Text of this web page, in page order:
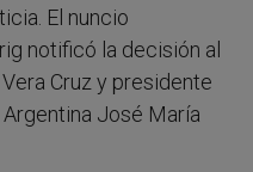
El nuncio
notificó la decisión al
Cruz y presidente
José María